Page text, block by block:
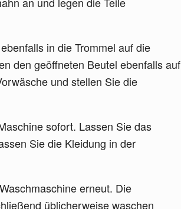
in die Trommel auf die
den geöffneten Beutel ebenfalls auf
und stellen Sie die
sofort. Lassen Sie das
Sie die Kleidung in der
erneut. Die
üblicherweise waschen